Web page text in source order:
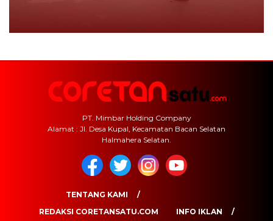
PT. Mimbar Holding Company
Alamat : Jl. Desa Kupal, Kecamatan Bacan Selatan
Halmahera Selatan.
TENTANG KAMI
REDAKSI CORETANSATU.COM
INFO IKLAN